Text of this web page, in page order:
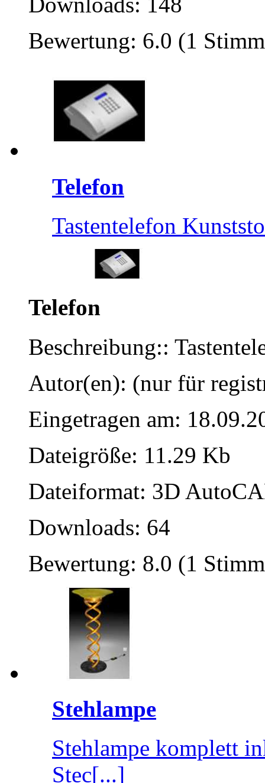
Bewertung: 6.0 (1
Telefon
Tastentelefon
Telefon
Beschreibung::
Autor(en): (nur für
Eingetragen am:
Dateigröße: 11.29 Kb
Dateiformat: 3D
Downloads: 64
Bewertung: 8.0 (1
Stehlampe
Stehlampe komplett
Stec[...]